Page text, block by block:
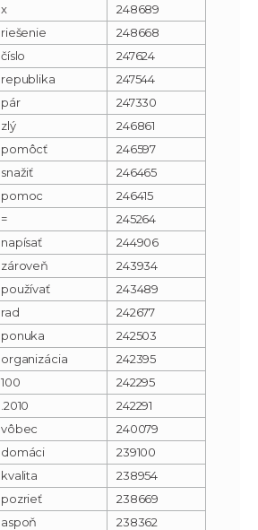
x
248689
riešenie
248668
číslo
247624
republika
247544
pár
247330
zlý
246861
pomôcť
246597
snažiť
246465
pomoc
246415
=
245264
napísať
244906
zároveň
243934
používať
243489
rad
242677
ponuka
242503
organizácia
242395
100
242295
.2010
242291
vôbec
240079
domáci
239100
kvalita
238954
pozrieť
238669
aspoň
238362